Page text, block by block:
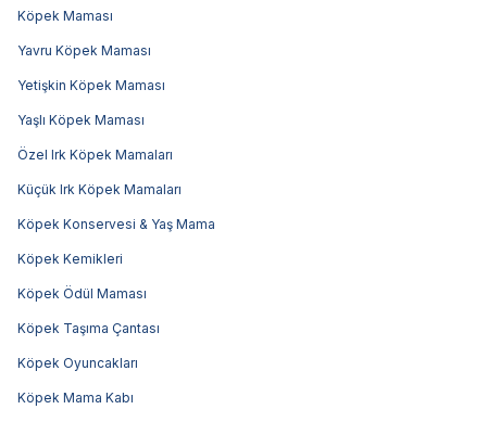
Köpek Maması
Yavru Köpek Maması
Yetişkin Köpek Maması
Yaşlı Köpek Maması
Özel Irk Köpek Mamaları
Küçük Irk Köpek Mamaları
Köpek Konservesi & Yaş Mama
Köpek Kemikleri
Köpek Ödül Maması
Köpek Taşıma Çantası
Köpek Oyuncakları
Köpek Mama Kabı